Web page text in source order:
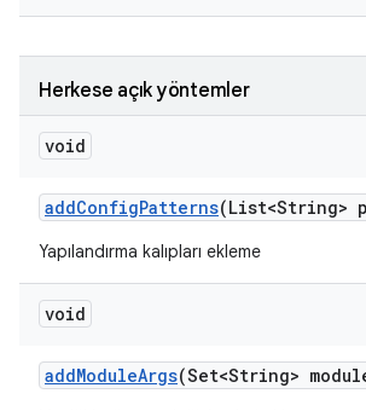
Herkese açık yöntemler
void
addConfigPatterns(List<String>
Yapılandırma kalıpları ekleme
void
addModuleArgs(Set<String>